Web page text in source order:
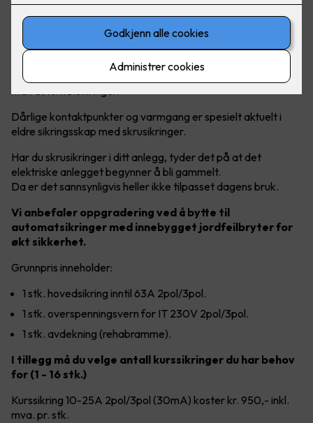
En sikring brukes i elektriske installasjoner for å beskytte
ledninger og apparater mot overbelastning og kortslutning.
Tidligere brukte man skrusikringer (UZ), men i dag bruker
man automatsikringer.
Dårlige kontaktpunkter og varmgang er spesielt aktuelt i
eldre sikringsskap med skrusikringer.
Har du skrusikringer i ditt anlegg, tyder det på at det
elektriske anlegget begynner å bli gammelt.
Da er det sannsynligvis heller ikke tilpasset dagens bruk.
Vi anbefaler oppgradering ved å bytte til
automatsikringer med innebygget jordfeilbryter for
økt sikkerhet.
Grunnpris inneholder:
1 stk. hovedsikring inntil 63A 2pol/3pol.
1 stk. overspenningsvern for IT 230V 2pol/3pol.
1 stk. avdekning (rehabramme).
I tillegg må du velge antall kurssikringer du har behov
for (1 - 16 stk.)
Kurssikring 10-25A 2pol/3pol (30mA) koster kr. 950,- inkl.
mva. pr. stk.